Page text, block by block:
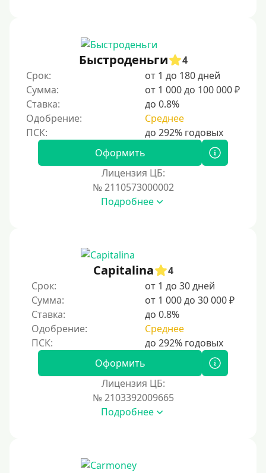
Для иностранных граждан Узбекистана
Для граждан СНГ
Сумма (рублей)
100 руб
300 руб
2500 руб
3000 руб
4000 руб
5000 руб
7000 руб
Быстроденьги
4
Срок:
от 1 до 180 дней
Сумма:
от 1 000 до 100 000 ₽
Ставка:
до 0.8%
Одобрение:
Среднее
Оформить
Лицензия ЦБ:
№ 2110573000002
Подробнее
Capitalina
4
Срок:
от 1 до 30 дней
Сумма:
от 1 000 до 30 000 ₽
Ставка:
до 0.8%
Одобрение:
Среднее
Оформить
Лицензия ЦБ:
№ 2103392009665
Подробнее